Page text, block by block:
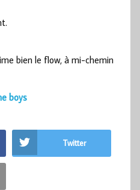
bien le flow, à mi-chemin
boys
Twitter